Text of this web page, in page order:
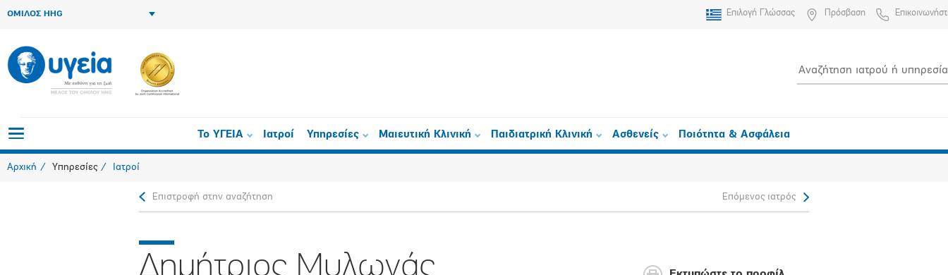
ΟΜΙΛΟΣ HHG Επιλογή Γλώσσας Πρόσβαση
Το ΥΓΕΙΑ Ιατροί Υπηρεσίες Μαιευτική Κλινική Παιδιατρική Κλινική Ασθενείς Ποιότητα & Ασφάλεια
Αρχική Υπηρεσίες Ιατροί
Επιστροφή στην αναζήτηση Επόμενος ιατρός
Δημήτριος Μυλωνάς